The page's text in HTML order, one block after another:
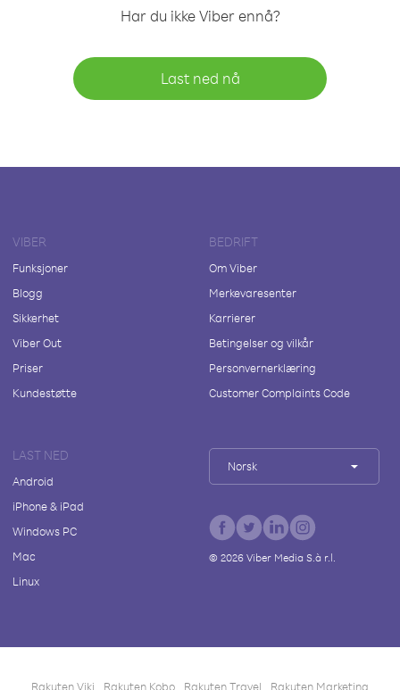
Har du ikke Viber ennå?
Last ned nå
VIBER
Funksjoner
Blogg
Sikkerhet
Viber Out
Priser
Kundestøtte
BEDRIFT
Om Viber
Merkevaresenter
Karrierer
Betingelser og vilkår
Personvernerklæring
Customer Complaints Code
LAST NED
Android
iPhone & iPad
Windows PC
Mac
Linux
Norsk
© 2026Viber Media S.à r.l.
Rakuten Viki Rakuten Kobo Rakuten Travel Rakuten Marketing